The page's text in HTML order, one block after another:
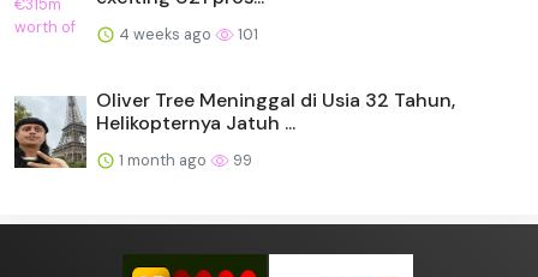
4 weeks ago 101
Oliver Tree Meninggal di Usia 32 Tahun,
Helikopternya Jatuh ...
1 month ago 99